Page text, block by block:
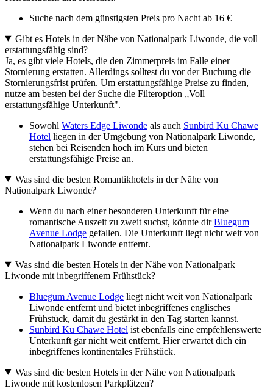
Suche nach dem günstigsten Preis pro Nacht ab 16 €
Gibt es Hotels in der Nähe von Nationalpark Liwonde, die voll
erstattungsfähig sind?
Ja, es gibt viele Hotels, die den Zimmerpreis im Falle einer
Stornierung erstatten. Allerdings solltest du vor der Buchung die
Stornierungsfrist prüfen. Um erstattungsfähige Preise zu finden,
nutze am besten bei der Suche die Filteroption „Voll
erstattungsfähige Unterkunft".
Sowohl Waters Edge Liwonde als auch Sunbird Ku Chawe
Hotel liegen in der Umgebung von Nationalpark Liwonde,
stehen bei Reisenden hoch im Kurs und bieten
erstattungsfähige Preise an.
Was sind die besten Romantikhotels in der Nähe von
Nationalpark Liwonde?
Wenn du nach einer besonderen Unterkunft für eine
romantische Auszeit zu zweit suchst, könnte dirBluegum
Avenue Lodge gefallen. Die Unterkunft liegt nicht weit von
Nationalpark Liwonde entfernt.
Was sind die besten Hotels in der Nähe von Nationalpark
Liwonde mit inbegriffenem Frühstück?
Bluegum Avenue Lodge liegt nicht weit von Nationalpark
Liwonde entfernt und bietet inbegriffenes englisches
Frühstück, damit du gestärkt in den Tag starten kannst.
Sunbird Ku Chawe Hotel ist ebenfalls eine empfehlenswerte
Unterkunft gar nicht weit entfernt. Hier erwartet dich ein
inbegriffenes kontinentales Frühstück.
Was sind die besten Hotels in der Nähe von Nationalpark
Liwonde mit kostenlosen Parkplätzen?